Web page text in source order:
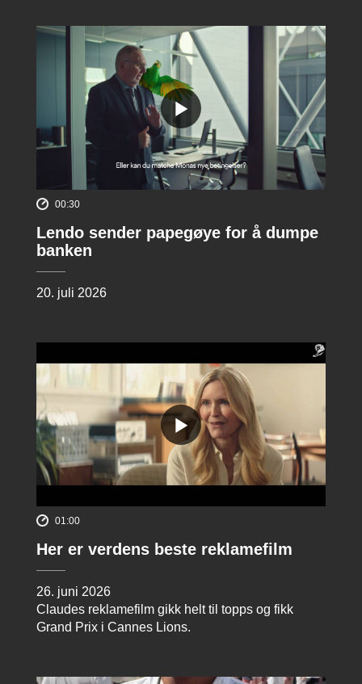
00:30
Lendo sender papegøye for å dumpe
banken
20. juli 2026
01:00
Her er verdens beste reklamefilm
26. juni 2026
Claudes reklamefilm gikk helt til topps og fikk
Grand Prix i Cannes Lions.